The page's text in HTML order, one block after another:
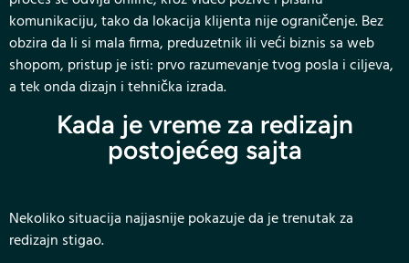
komunikaciju, tako da lokacija klijenta nije ograničenje. Bez
obzira da li si mala firma, preduzetnik ili veći biznis sa web
shopom, pristup je isti: prvo razumevanje tvog posla i ciljeva,
a tek onda dizajn i tehnička izrada.
Kada je vreme za redizajn
postojećeg sajta
Nekoliko situacija najjasnije pokazuje da je trenutak za
redizajn stigao.